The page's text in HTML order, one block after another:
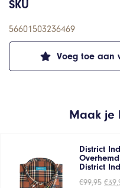
Voeg toe aan
SKU
56601503236469
Maak je
District
District
€99,95 €